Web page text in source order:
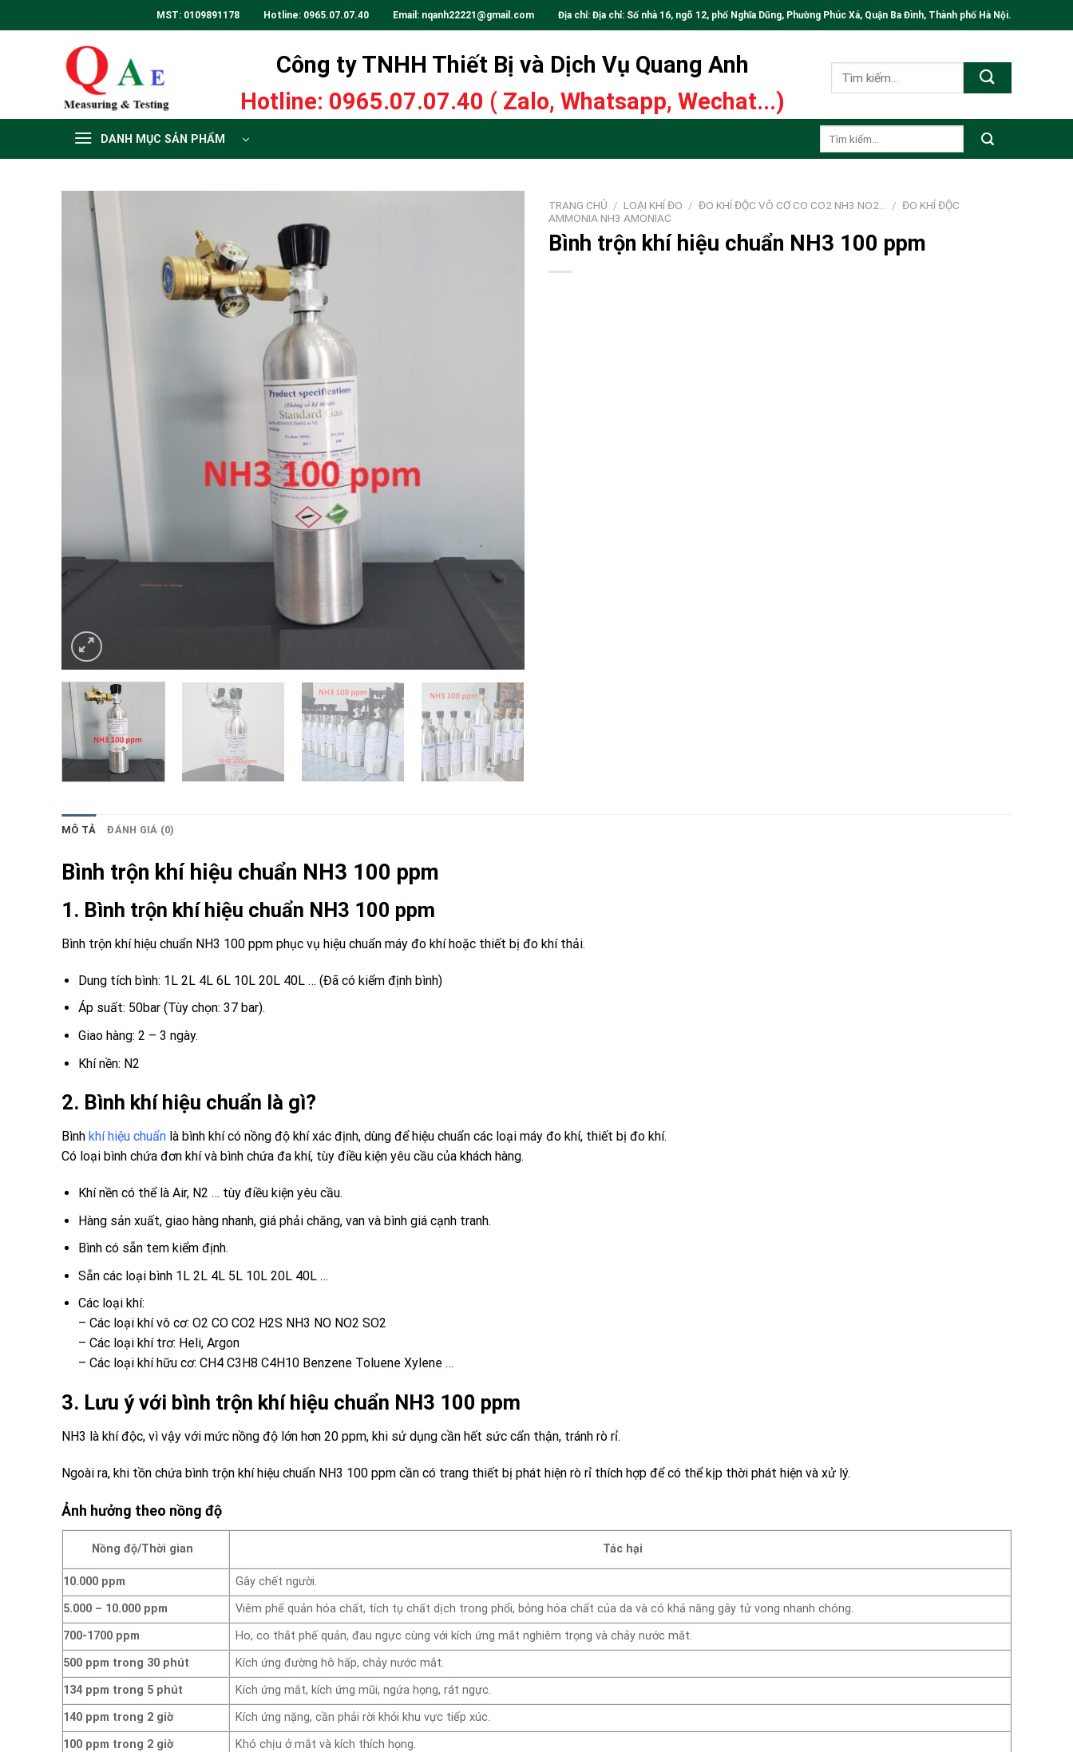
to
MST: 0109891178 Hotline: 0965.07.07.40 Email: nqanh22221@gmail.com Địa chỉ: Địa chỉ: Số nhà 16, ngõ 12, phố Nghĩa Dũng, Phường Phúc Xá, Quận Ba Đình, Thành phố Hà Nội.
Công ty TNHH Thiết Bị và Dịch Vụ Quang Anh
Hotline: 0965.07.07.40 ( Zalo, Whatsapp, Wechat...)
Tìm
DANH MỤC SẢN PHẨM
TRANG CHỦ / LOẠI KHÍ ĐO / ĐO KHÍ ĐỘC VÔ CƠ CO CO2 NH3 NO2… / ĐO KHÍ ĐỘC
AMMONIA NH3 AMONIAC
Bình trộn khí hiệu chuẩn NH3 100 ppm
MÔ TẢ ĐÁNH GIÁ (0)
Bình trộn khí hiệu chuẩn NH3 100 ppm
1. Bình trộn khí hiệu chuẩn NH3 100 ppm
Bình trộn khí hiệu chuẩn NH3 100 ppm phục vụ hiệu chuẩn máy đo khí hoặc thiết bị đo khí thải.
Dung tích bình: 1L 2L 4L 6L 10L 20L 40L … (Đã có kiểm định bình)
Áp suất: 50bar (Tùy chọn: 37 bar).
Giao hàng: 2 – 3 ngày.
Khí nền: N2
2. Bình khí hiệu chuẩn là gì?
Bình khí hiệu chuẩn là bình khí có nồng độ khí xác định, dùng để hiệu chuẩn các loại máy đo khí, thiết bị đo khí.
Có loại bình chứa đơn khí và bình chứa đa khí, tùy điều kiện yêu cầu của khách hàng.
Khí nền có thể là Air, N2 … tùy điều kiện yêu cầu.
Hàng sản xuất, giao hàng nhanh, giá phải chăng, van và bình giá cạnh tranh.
Bình có sẵn tem kiểm định.
Sẵn các loại bình 1L 2L 4L 5L 10L 20L 40L …
Các loại khí:
– Các loại khí vô cơ: O2 CO CO2 H2S NH3 NO NO2 SO2
– Các loại khí trơ: Heli, Argon
– Các loại khí hữu cơ: CH4 C3H8 C4H10 Benzene Toluene Xylene …
3. Lưu ý với bình trộn khí hiệu chuẩn NH3 100 ppm
NH3 là khí độc, vì vậy với mức nồng độ lớn hơn 20 ppm, khi sử dụng cần hết sức cẩn thận, tránh rò rỉ.
Ngoài ra, khi tồn chứa bình trộn khí hiệu chuẩn NH3 100 ppm cần có trang thiết bị phát hiện rò rỉ thích hợp để có thể kịp thời phát hiện và xử lý.
Ảnh hưởng theo nồng độ
Nồng độ/Thời gian Tác hại
10.000 ppm
Gây chết người.
5.000 – 10.000 ppm
Viêm phế quản hóa chất, tích tụ chất dịch trong phổi, bỏng hóa chất của da và có khả năng gây tử vong nhanh chóng.
700-1700 ppm
Ho, co thắt phế quản, đau ngực cùng với kích ứng mắt nghiêm trọng và chảy nước mắt.
500 ppm trong 30 phút
Kích ứng đường hô hấp, chảy nước mắt.
134 ppm trong 5 phút
Kích ứng mắt, kích ứng mũi, ngứa họng, rát ngực.
140 ppm trong 2 giờ
Kích ứng nặng, cần phải rời khỏi khu vực tiếp xúc.
100 ppm trong 2 giờ
Khó chịu ở mắt và kích thích họng.